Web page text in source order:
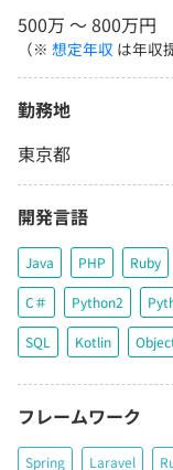
500万 〜 800万円
（※ 想定年収 は年収
勤務地
東京都
開発言語
Java PHP Ruby
C＃ Python2
SQL Kotlin
フレームワーク
Spring Laravel